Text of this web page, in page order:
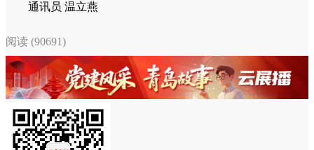
通讯员 温立燕
阅读 (90691)